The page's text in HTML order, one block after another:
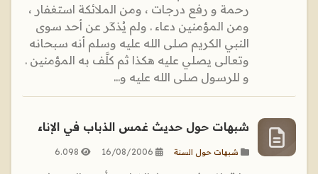
رحمة و رفع درجات ، ومن الملائكة استغفار ،
ومن المؤمنين دعاء . ولم يُذكَر عن أحد سوى
النبي الكريم صلى الله عليه وسلم أنه سبحانه
وتعالى يصلي عليه هكذا ثم كلَّف به المؤمنين .
و للرسول صلى الله عليه و...
شبهات حول حديث غمس الذباب في الإناء
شبهات حول السنة 16/08/2006
6.098